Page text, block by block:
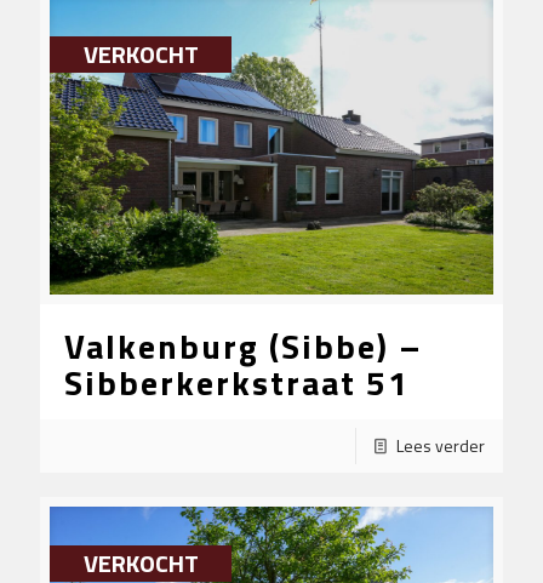
VERKOCHT
Valkenburg (Sibbe) –
Sibberkerkstraat 51
Lees verder
VERKOCHT